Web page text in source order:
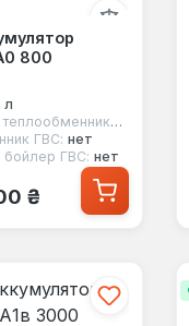
800
л
Количество теплообменников:
ГВС: нет
бойлер ГВС: нет
₴